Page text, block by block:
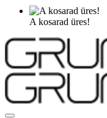
A kosarad üres!